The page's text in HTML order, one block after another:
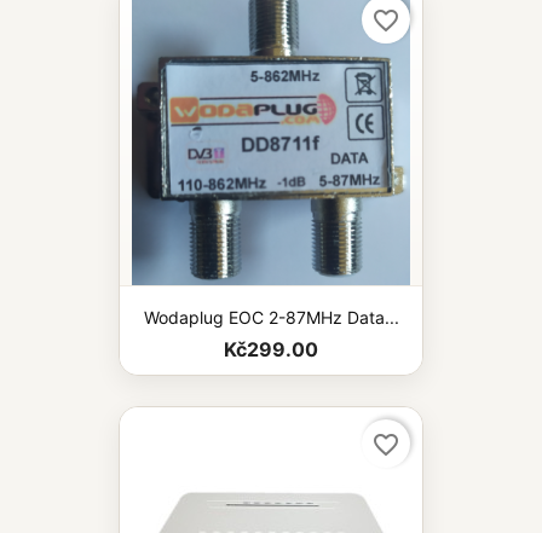
Wodaplug EOC 2-87MHz Data...
Kč299.00
favorite_border
favorite_border